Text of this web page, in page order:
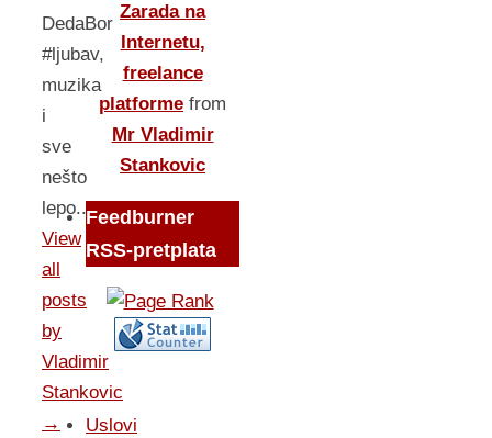
DedaBor
#ljubav,
muzika
i
sve
nešto
lepo...
View
all
posts
by
Vladimir
Stankovic
→
Zarada na
Internetu,
freelance
platforme from
Mr Vladimir
Stankovic
Feedburner
RSS-pretplata
Uslovi